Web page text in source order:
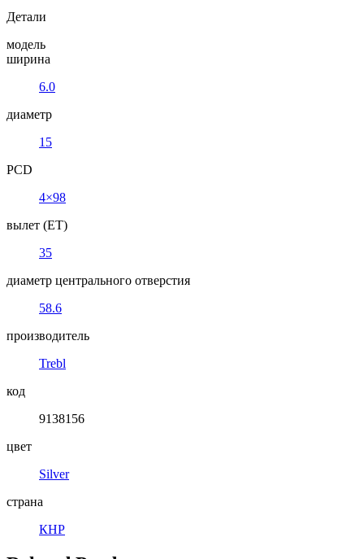
Детали
модель
ширина
6.0
диаметр
15
PCD
4×98
вылет (ET)
35
диаметр центрального отверстия
58.6
производитель
Trebl
код
9138156
цвет
Silver
страна
КНР